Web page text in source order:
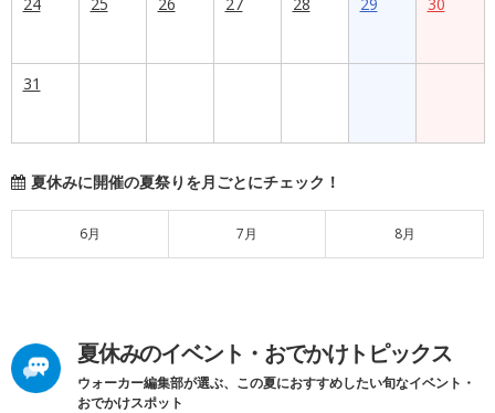
31
夏休みに開催の夏祭りを月ごとにチェック！
6月 7月 8月
夏休みのイベント・おでかけトピックス
ウォーカー編集部が選ぶ、この夏におすすめしたい旬なイベント・
おでかけスポット